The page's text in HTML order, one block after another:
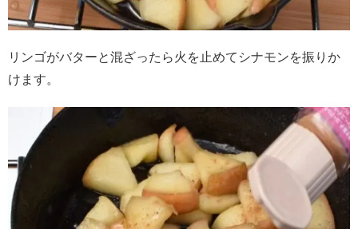
リンゴがバターと混ざったら火を止めてシナモンを振りか
けます。